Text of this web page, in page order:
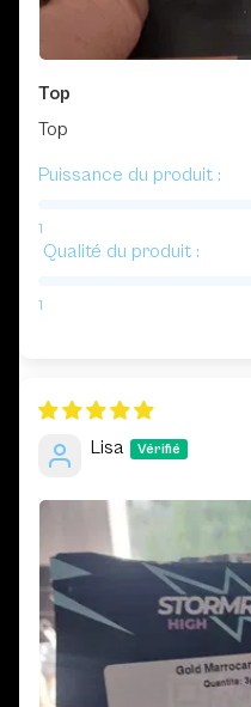
Top
Top
Puissance du produit :
1
Qualité du produit :
1
Lisa